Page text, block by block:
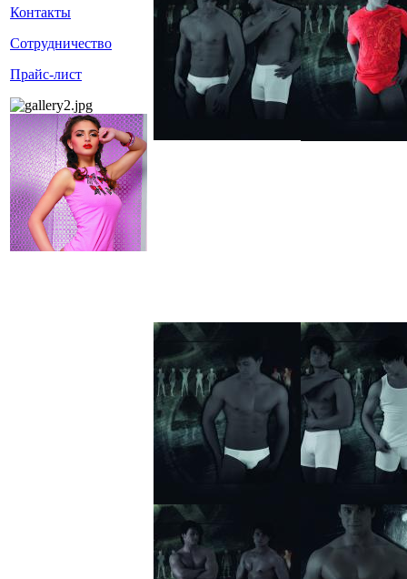
Контакты
Сотрудничество
Прайс-лист